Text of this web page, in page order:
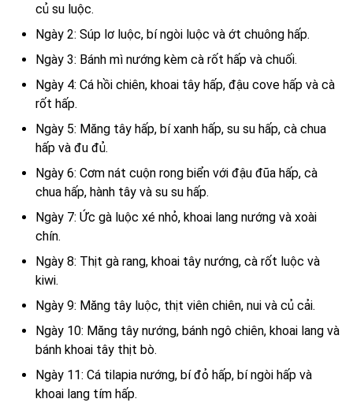
củ su luộc.
Ngày 2: Súp lơ luộc, bí ngòi luộc và ớt chuông hấp.
Ngày 3: Bánh mì nướng kèm cà rốt hấp và chuối.
Ngày 4: Cá hồi chiên, khoai tây hấp, đậu cove hấp và cà
rốt hấp.
Ngày 5: Măng tây hấp, bí xanh hấp, su su hấp, cà chua
hấp và đu đủ.
Ngày 6: Cơm nát cuộn rong biển với đậu đũa hấp, cà
chua hấp, hành tây và su su hấp.
Ngày 7: Ức gà luộc xé nhỏ, khoai lang nướng và xoài
chín.
Ngày 8: Thịt gà rang, khoai tây nướng, cà rốt luộc và
kiwi.
Ngày 9: Măng tây luộc, thịt viên chiên, nui và củ cải.
Ngày 10: Măng tây nướng, bánh ngô chiên, khoai lang và
bánh khoai tây thịt bò.
Ngày 11: Cá tilapia nướng, bí đỏ hấp, bí ngòi hấp và
khoai lang tím hấp.